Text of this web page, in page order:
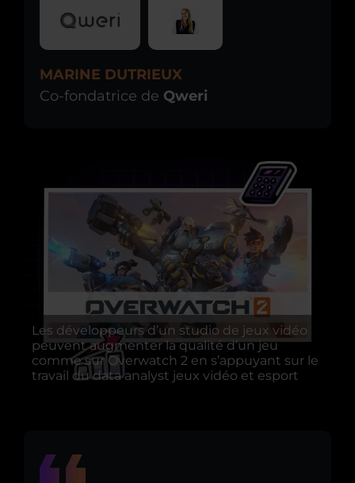
MARINE DUTRIEUX
Co-fondatrice de Qweri
Les développeurs d’un studio de jeux vidéo
peuvent augmenter la qualité d’un jeu
comme sur Overwatch 2 en s’appuyant sur le
travail du data analyst jeux vidéo et esport